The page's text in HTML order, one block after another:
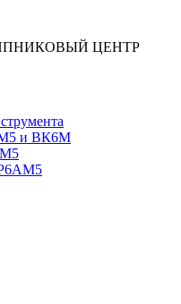
ЦЕНТР
и ВК6М
Р6АМ5